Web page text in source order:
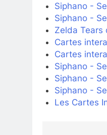
Siphano -
Siphano -
Zelda Tears
Cartes
Cartes
Siphano -
Siphano -
Siphano -
Les Cartes